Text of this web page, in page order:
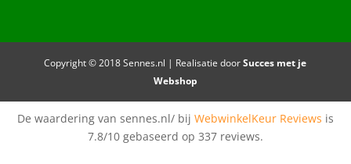
Copyright © 2018 Sennes.nl | Realisatie doorSucces met je
Webshop
De waardering van sennes.nl/ bij WebwinkelKeur Reviews is
7.8/10 gebaseerd op 337 reviews.